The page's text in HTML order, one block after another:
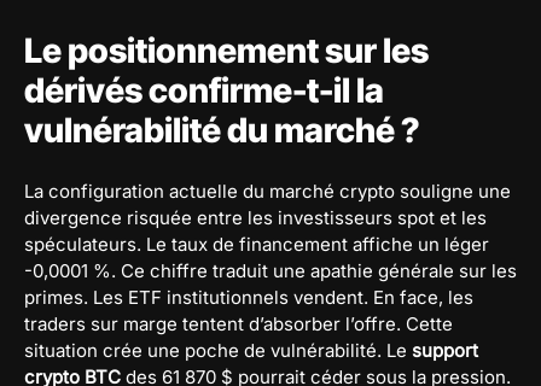
Le positionnement sur les
dérivés confirme-t-il la
vulnérabilité du marché ?
La configuration actuelle du marché crypto souligne une
divergence risquée entre les investisseurs spot et les
spéculateurs. Le taux de financement affiche un léger
-0,0001 %. Ce chiffre traduit une apathie générale sur les
primes. Les ETF institutionnels vendent. En face, les
traders sur marge tentent d’absorber l’offre. Cette
situation crée une poche de vulnérabilité. Le support
crypto BTC des 61 870 $ pourrait céder sous la pression.